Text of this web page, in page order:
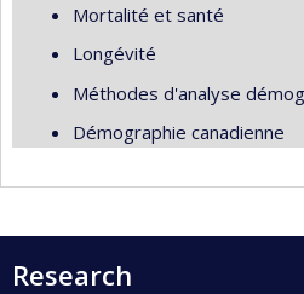
Mortalité et santé
Longévité
Méthodes d'analyse
Démographie canadienne
Research